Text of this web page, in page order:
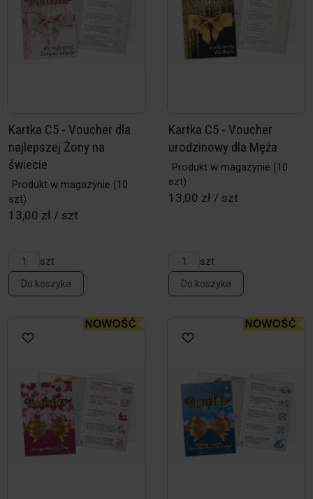
Kartka C5 - Voucher dla
najlepszej Żony na
świecie
Produkt w magazynie (10
szt)
13,00 zł / szt
szt
Do koszyka
Kartka C5 - Voucher
urodzinowy dla Męża
Produkt w magazynie (10
szt)
13,00 zł / szt
szt
Do koszyka